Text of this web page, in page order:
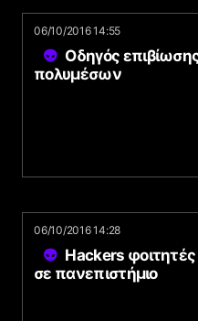
06/10/2016 14:55
Οδηγός
πολυμέσων
06/10/2016 14:28
Hackers
σε πανεπιστήμιο